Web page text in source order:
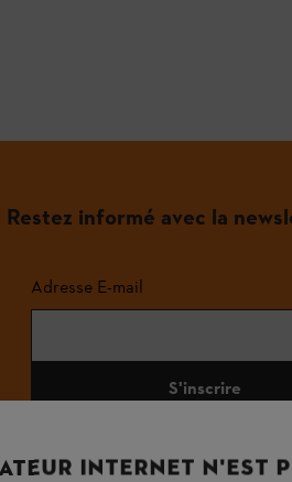
Restez informé avec la
Adresse E-mail
S'inscrire
INTERNET N'EST